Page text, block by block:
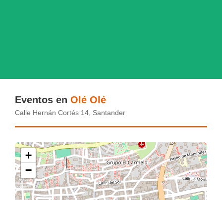
Eventos en Olé Olé
Calle Hernán Cortés 14, Santander
+
−